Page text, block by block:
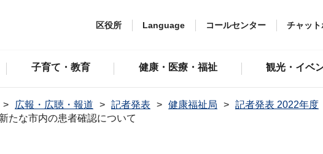
区役所 Language コールセンター チャット
子育て・教育 健康・医療・福祉 観光・イベ
広報・広聴・報道 記者発表 健康福祉局
記者発表 2022年度
たな市内の患者確認について